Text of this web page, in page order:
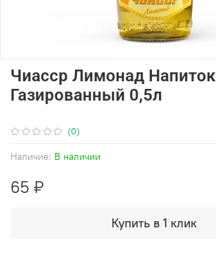
(0)
Наличие: В наличии
Чиасср Лимонад Напиток
Газированный 0,5л
65 ₽
Купить в 1 клик